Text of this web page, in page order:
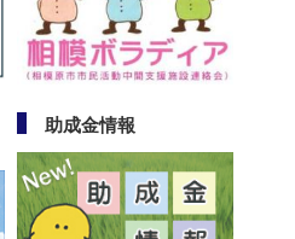
助成金情報